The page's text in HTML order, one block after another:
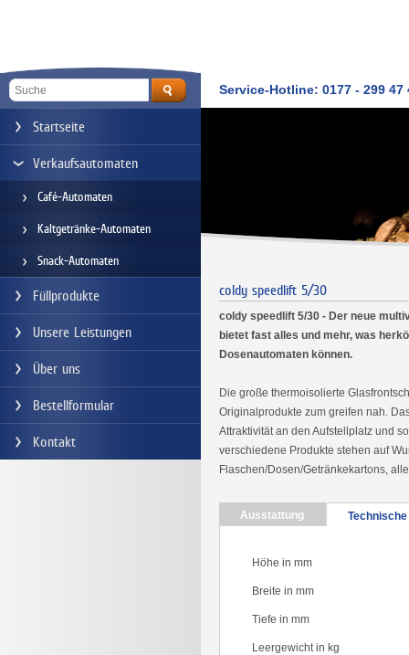
Service-Hotline: 0177 - 299 47
Startseite
Verkaufsautomaten
Café-Automaten
Kaltgetränke-Automaten
Snack-Automaten
Füllprodukte
Unsere Leistungen
Über uns
Bestellformular
Kontakt
coldy speedlift 5/30
coldy speedlift 5/30 - Der neue
bietet fast alles und mehr, was
Dosenautomaten können.
Die große thermoisolierte
Originalprodukte zum greifen nah.
Attraktivität an den Aufstellplatz und
verschiedene Produkte stehen auf
Flaschen/Dosen/Getränkekartons,
Ausstattung
Höhe in mm
Breite in mm
Tiefe in mm
Leergewicht in kg